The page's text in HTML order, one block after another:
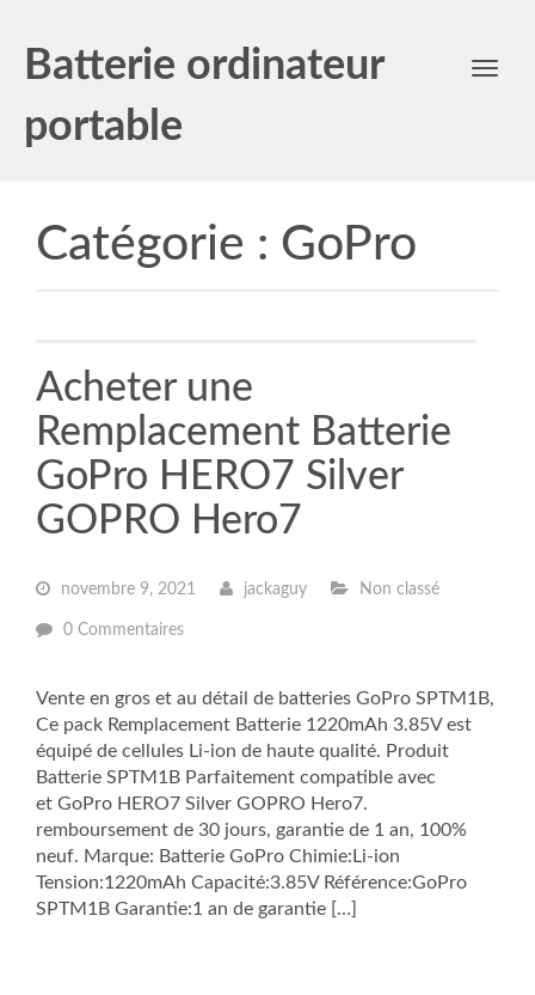
Batterie ordinateur
portable
Toggle
Catégorie : GoPro
Acheter une
Remplacement Batterie
GoPro HERO7 Silver
GOPRO Hero7
novembre 9, 2021 jackaguy Non classé
0 Commentaires
Vente en gros et au détail de batteries GoPro SPTM1B,
Ce pack Remplacement Batterie 1220mAh 3.85V est
équipé de cellules Li-ion de haute qualité. Produit
Batterie SPTM1B Parfaitement compatible avec
et GoPro HERO7 Silver GOPRO Hero7.
remboursement de 30 jours, garantie de 1 an, 100%
neuf. Marque: Batterie GoPro Chimie:Li-ion
Tension:1220mAh Capacité:3.85V Référence:GoPro
SPTM1B Garantie:1 an de garantie […]